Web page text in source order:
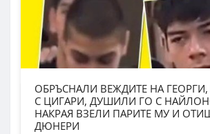
ОБРЪСНАЛИ ВЕЖДИТЕ НА
С ЦИГАРИ, ДУШИЛИ ГО С
НАКРАЯ ВЗЕЛИ ПАРИТЕ МУ И
ДЮНЕРИ